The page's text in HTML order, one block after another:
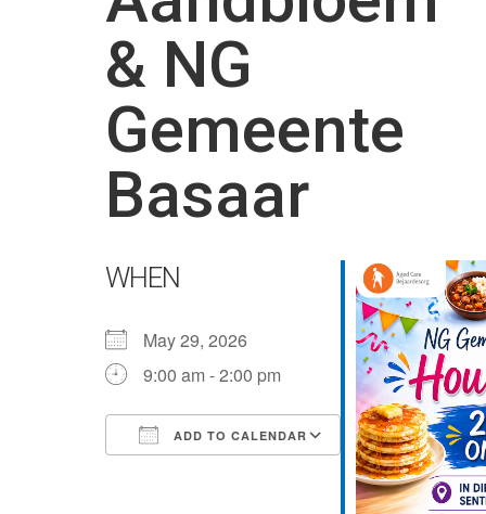
& NG
Gemeente
Basaar
WHEN
May 29, 2026
9:00 am - 2:00 pm
ADD TO CALENDAR
Office 365Outlook Live